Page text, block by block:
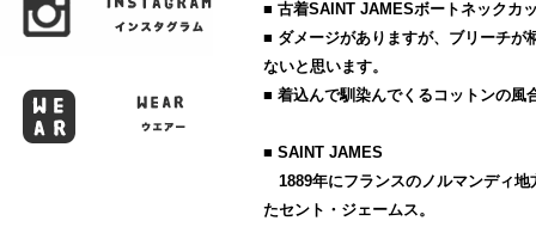
■ 古着SAINT JAMESボートネックカ
■ ダメージがありますが、ブリーチが
ないと思います。
■ 着込んで馴染んでくるコットンの風
■ SAINT JAMES
1889年にフランスのノルマンディ地
たセント・ジェームス。